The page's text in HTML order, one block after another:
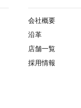
会社概要
沿革
店舗一覧
採用情報